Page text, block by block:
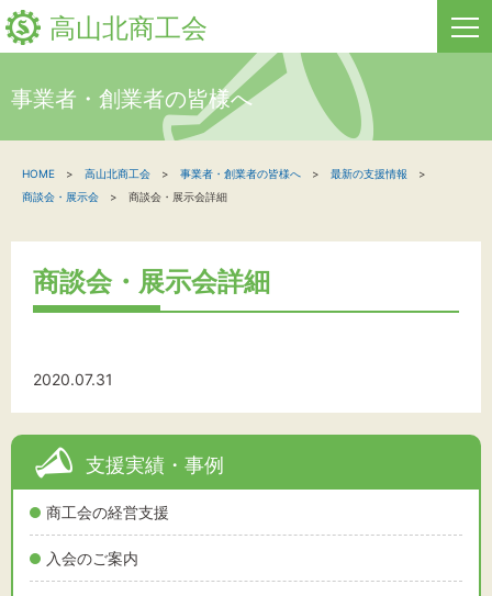
高山北商工会
新着情報
関係機関の方へ
文字サイズ
事業者・創業者の皆様へ
支援実績・事例
商工会の経営支援
入会のご案内
HOME 高山北商工会 事業者・創業者の皆様へ
最新の支援情報
商談会・展示会
商談会・展示会詳細
商談会・展示会詳細
2020.07.31